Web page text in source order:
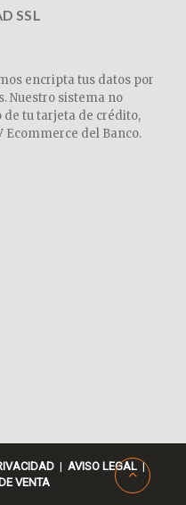
SSL
encripta tus datos por
Nuestro sistema no
tu tarjeta de crédito,
Ecommerce del Banco.
| AVISO LEGAL |
VENTA